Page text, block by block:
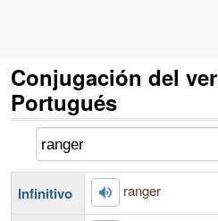
Conjugación del
Portugués
Infinitivo ranger